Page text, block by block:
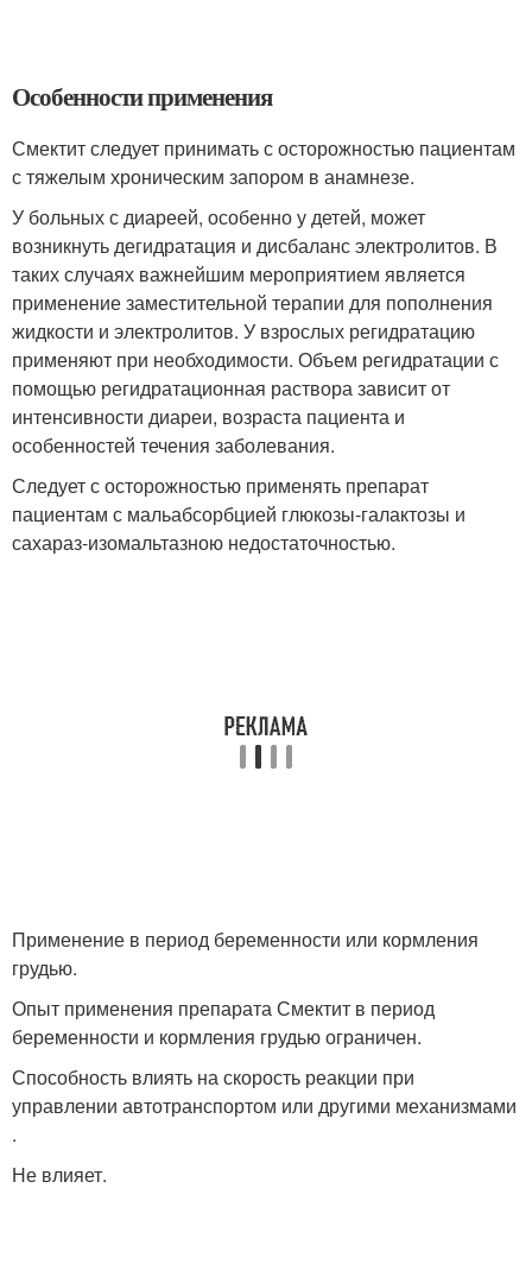
Особенности применения
Смектит следует принимать с осторожностью пациентам
с тяжелым хроническим запором в анамнезе.
У больных с диареей, особенно у детей, может
возникнуть дегидратация и дисбаланс электролитов. В
таких случаях важнейшим мероприятием является
применение заместительной терапии для пополнения
жидкости и электролитов. У взрослых регидратацию
применяют при необходимости. Объем регидратации с
помощью регидратационная раствора зависит от
интенсивности диареи, возраста пациента и
особенностей течения заболевания.
Следует с осторожностью применять препарат
пациентам с мальабсорбцией глюкозы-галактозы и
сахараз-изомальтазною недостаточностью.
Применение в период беременности или кормления
грудью.
Опыт применения препарата Смектит в период
беременности и кормления грудью ограничен.
Способность влиять на скорость реакции при
управлении автотранспортом или другими механизмами
.
Не влияет.